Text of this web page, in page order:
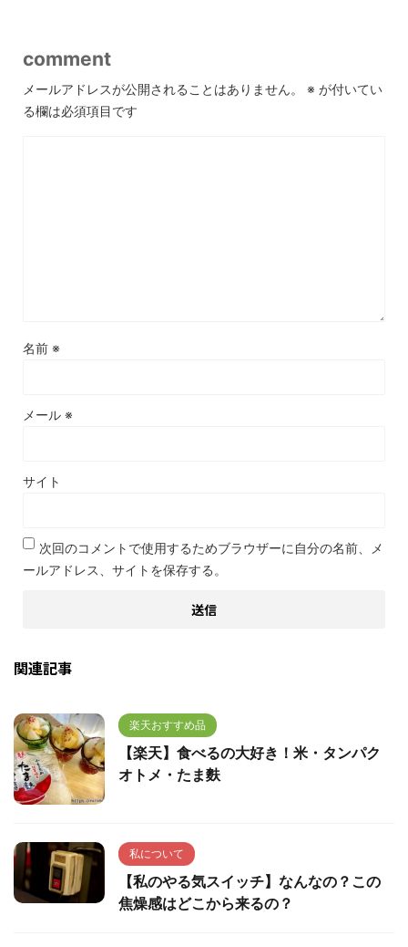
comment
メールアドレスが公開されることはありません。 ※ が付いてい
る欄は必須項目です
名前 ※
メール ※
サイト
次回のコメントで使用するためブラウザーに自分の名前、メ
ールアドレス、サイトを保存する。
関連記事
楽天おすすめ品
【楽天】食べるの大好き！米・タンパク
オトメ・たま麩
私について
【私のやる気スイッチ】なんなの？この
焦燥感はどこから来るの？